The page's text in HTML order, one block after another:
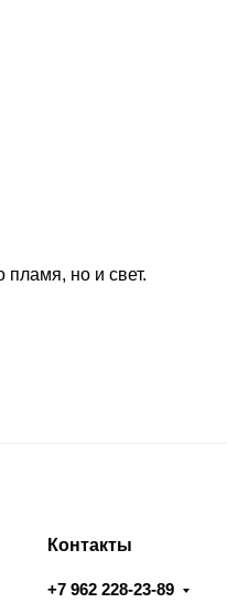
но и свет.
Контакты
+7 962 228-23-89